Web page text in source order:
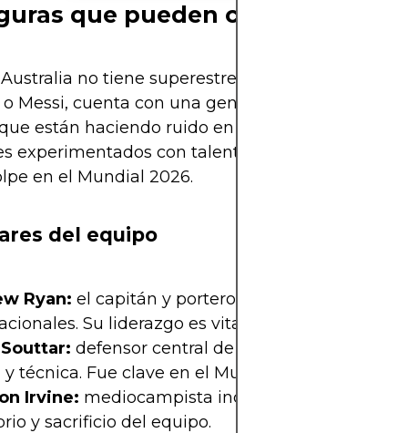
que pueden cambiar la
no tiene superestrellas mediáticas
Messi, cuenta con una generación de
están haciendo ruido en Europa. El equipo
experimentados con talentos emergentes que
en el Mundial 2026.
del equipo
Ryan: el capitán y portero con más de 80
Su liderazgo es vital bajo los tres palos.
defensor central de 1.98 metros que
técnica. Fue clave en el Mundial 2022.
Irvine: mediocampista incansable, símbolo
y sacrificio del equipo.